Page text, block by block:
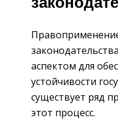
аспектом для
устойчивости
существует ряд
этот процесс.